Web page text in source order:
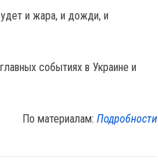
и жара, и дожди, и
событиях в Украине и
По материалам:Подробности